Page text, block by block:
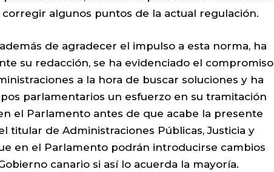
corregir algunos puntos de la actual regulación.
de agradecer el impulso a esta norma, ha
su redacción, se ha evidenciado el compromiso
a la hora de buscar soluciones y ha
parlamentarios un esfuerzo en su tramitación
el Parlamento antes de que acabe la presente
titular de Administraciones Públicas, Justicia y
en el Parlamento podrán introducirse cambios
canario si así lo acuerda la mayoría.